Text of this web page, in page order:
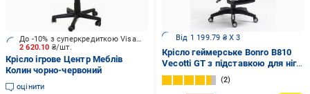
2 620.10 ₴/шт.
До -10% з суперкредиткою Visa Вигода
Крісло ігрове Центр Меблів
Колин чорно-червоний
оцінити
Від 1 199.79 ₴ X 3
Крісло геймерське Bonro B810
Vecotti GT з підставкою для ніг
до 120 кг Білий/Чорний
(8709080)
2